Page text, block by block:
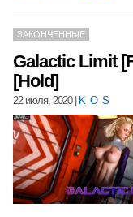
ЗАКОНЧЕННЫЕ
Galactic Limit
[Hold]
22 июля, 2020| K_O_S